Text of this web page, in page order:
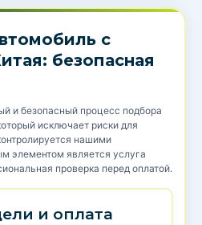
с
безопасная
и безопасный процесс подбора
исключает риски для
нашими
элементом является услуга
проверка перед оплатой.
и оплата